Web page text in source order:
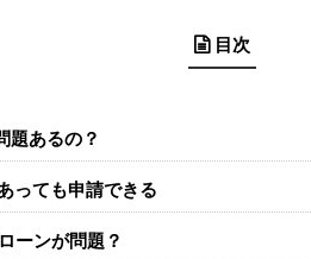
目次
題あるの？
っても申請できる
ーンが問題？